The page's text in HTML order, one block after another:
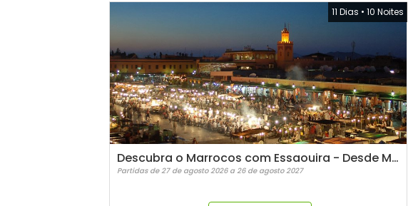
11 Dias • 10 Noites
Descubra o Marrocos com Essaouira - Desde Marrakesh
Partidas de 27 de agosto 2026 a 26 de agosto 2027